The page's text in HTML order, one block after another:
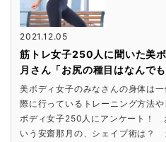
2021.12.05
筋トレ女子250人に聞いた美
月さん「お尻の種目はなんでも
美ボディ女子のみなさんの身体は
際に行っているトレーニング方法
ボディ女子250人にアンケート！
いう安齋那月の、シェイプ術は？